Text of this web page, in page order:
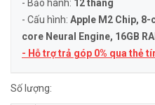
- Bảo hành: 12 tháng
- Cấu hình: Apple M2 Chip, 8-
core Neural Engine, 16GB
- Hỗ trợ trả góp 0% qua thẻ
Số lượng: